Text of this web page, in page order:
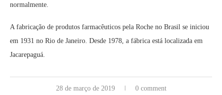
normalmente.
A fabricação de produtos farmacêuticos pela Roche no Brasil se iniciou
em 1931 no Rio de Janeiro. Desde 1978, a fábrica está localizada em
Jacarepaguá.
28 de março de 2019 0 comment